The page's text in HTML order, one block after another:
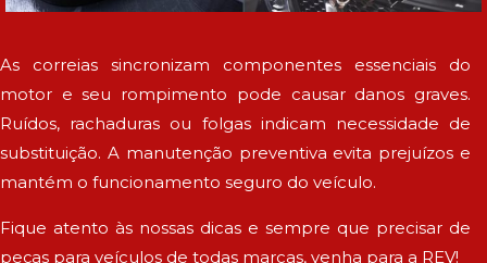
As correias sincronizam componentes essenciais do
motor e seu rompimento pode causar danos graves.
Ruídos, rachaduras ou folgas indicam necessidade de
substituição. A manutenção preventiva evita prejuízos e
mantém o funcionamento seguro do veículo.
Fique atento às nossas dicas e sempre que precisar de
peças para veículos de todas marcas, venha para a REV!